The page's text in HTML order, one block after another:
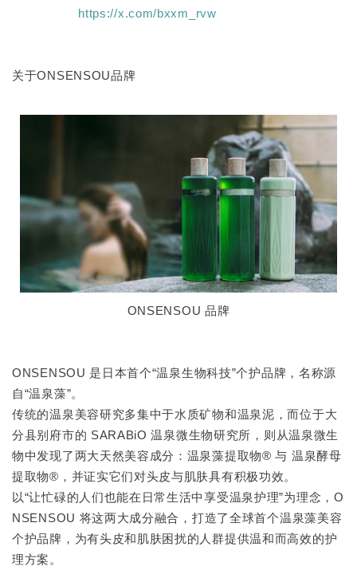
https://x.com/bxxm_rvw
关于ONSENSOU品牌
ONSENSOU 品牌
ONSENSOU 是日本首个“温泉生物科技”个护品牌，名称源
自“温泉藻”。
传统的温泉美容研究多集中于水质矿物和温泉泥，而位于大
分县别府市的 SARABiO 温泉微生物研究所，则从温泉微生
物中发现了两大天然美容成分：温泉藻提取物® 与 温泉酵母
提取物®，并证实它们对头皮与肌肤具有积极功效。
以“让忙碌的人们也能在日常生活中享受温泉护理”为理念，O
NSENSOU 将这两大成分融合，打造了全球首个温泉藻美容
个护品牌，为有头皮和肌肤困扰的人群提供温和而高效的护
理方案。